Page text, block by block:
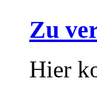
Zu
Hier